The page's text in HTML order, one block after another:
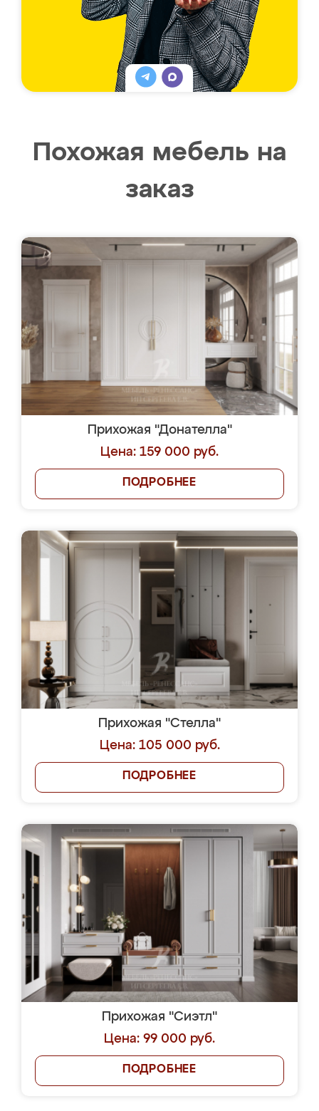
Похожая мебель на
заказ
Прихожая "Донателла"
Цена: 159 000 руб.
ПОДРОБНЕЕ
Прихожая "Стелла"
Цена: 105 000 руб.
ПОДРОБНЕЕ
Прихожая "Сиэтл"
Цена: 99 000 руб.
ПОДРОБНЕЕ